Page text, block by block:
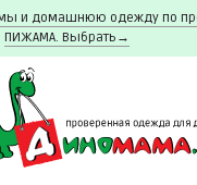
и домашнюю одежду по
ПИЖАМА. Выбрать→